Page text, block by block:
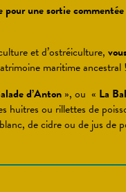
pour une sortie
et d’ostréiculture,
maritime ancestral !
d’Anton », ou « La
huitres ou rillettes de
de cidre ou de jus de